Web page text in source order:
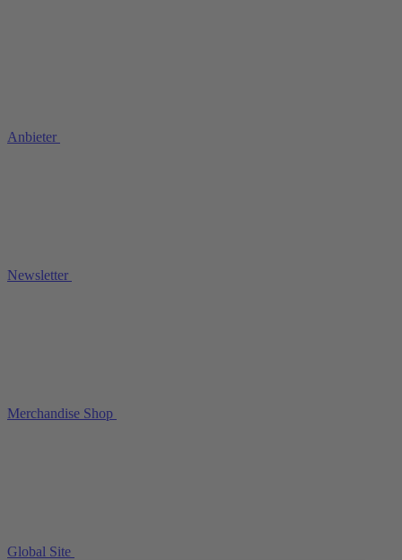
Anbieter
Newsletter
Merchandise Shop
Global Site